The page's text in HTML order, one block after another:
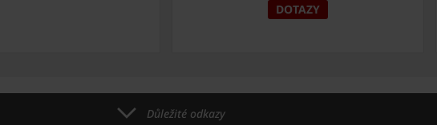
DOTAZY
Důležité odkazy